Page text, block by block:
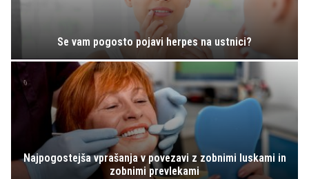
Se vam pogosto pojavi herpes na ustnici?
Najpogostejša vprašanja v povezavi z zobnimi luskami in
zobnimi prevlekami